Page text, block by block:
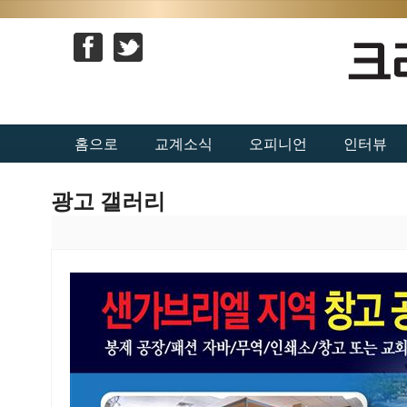
홈으로 교계소식 오피니언 인터뷰
광고 갤러리